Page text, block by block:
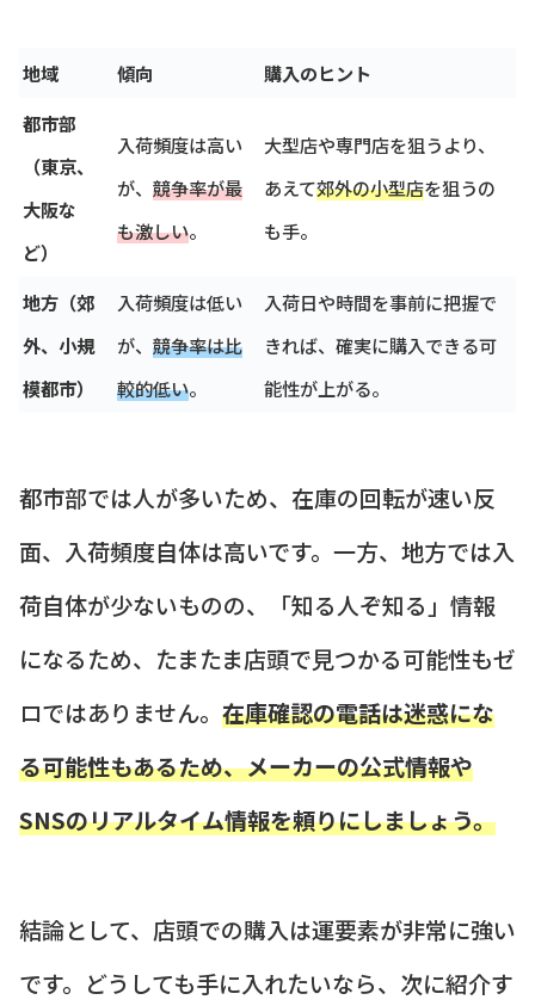
地域 傾向
購入のヒント
都市部
（東京、
大阪な
ど）
入荷頻度は高い
が、 競争率が最
も激しい。
大型店や専門店を狙うより、
あえて郊外の小型店を狙うの
も手。
地方（郊
外、小規
模都市）
入荷頻度は低い
が、 競争率は比
較的低い。
入荷日や時間を事前に把握で
きれば、確実に購入できる可
能性が上がる。
都市部では人が多いため、在庫の回転が速い反
面、入荷頻度自体は高いです。一方、地方では入
荷自体が少ないものの、「知る人ぞ知る」情報
になるため、たまたま店頭で見つかる可能性もゼ
ロではありません。 在庫確認の電話は迷惑にな
る可能性もあるため、メーカーの公式情報や
SNSのリアルタイム情報を頼りにしましょう。
結論として、店頭での購入は運要素が非常に強い
です。どうしても手に入れたいなら、次に紹介す